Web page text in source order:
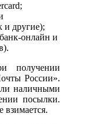
и другие);
онлайн и
получении
России».
наличными
посылки.
взимается.